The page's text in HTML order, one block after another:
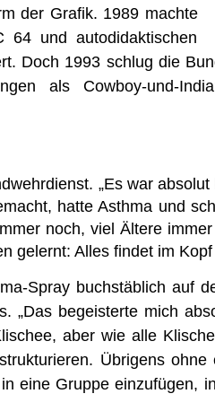
der Grafik. 1989 machte
64 und autodidaktischen
Doch 1993 schlug die
als Cowboy-und-
„Es war
hatte Asthma und
noch, viel Ältere immer
gelernt: Alles findet im Kopf
Spray buchstäblich auf
„Das begeisterte mich
aber wie alle
Übrigens ohne
eine Gruppe einzufügen,